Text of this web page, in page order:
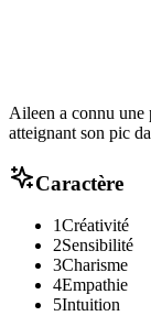
Aileen a connu une
atteignant son pic
Caractère
1Créativité
2Sensibilité
3Charisme
4Empathie
5Intuition